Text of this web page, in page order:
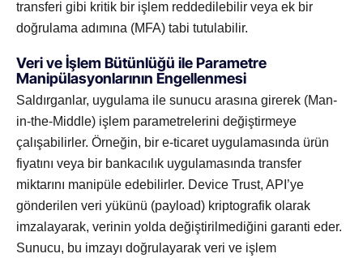
transferi gibi kritik bir işlem reddedilebilir veya ek bir
doğrulama adımına (MFA) tabi tutulabilir.
Veri ve İşlem Bütünlüğü ile Parametre
Manipülasyonlarının Engellenmesi
Saldırganlar, uygulama ile sunucu arasına girerek (Man-
in-the-Middle) işlem parametrelerini değiştirmeye
çalışabilirler. Örneğin, bir e-ticaret uygulamasında ürün
fiyatını veya bir bankacılık uygulamasında transfer
miktarını manipüle edebilirler. Device Trust, API’ye
gönderilen veri yükünü (payload) kriptografik olarak
imzalayarak, verinin yolda değiştirilmediğini garanti eder.
Sunucu, bu imzayı doğrulayarak veri ve işlem